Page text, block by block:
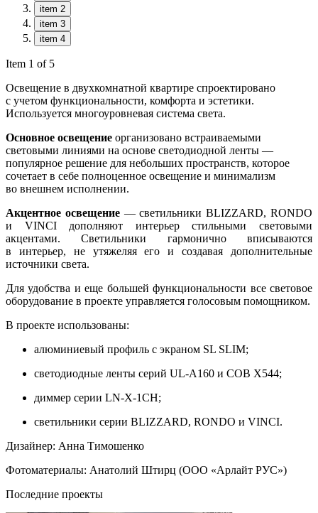
item 2
item 3
item 4
Item 1 of 5
Освещение в двухкомнатной квартире спроектировано
с учетом функциональности, комфорта и эстетики.
Используется многоуровневая система света.
Основное освещение организовано встраиваемыми
световыми линиями на основе светодиодной ленты —
популярное решение для небольших пространств, которое
сочетает в себе полноценное освещение и минимализм
во внешнем исполнении.
Акцентное освещение — светильники BLIZZARD, RONDO
и VINCI дополняют интерьер стильными световыми
акцентами. Светильники гармонично вписываются
в интерьер, не утяжеляя его и создавая дополнительные
источники света.
Для удобства и еще большей функциональности все световое
оборудование в проекте управляется голосовым помощником.
В проекте использованы:
алюминиевый профиль с экраном SL SLIM;
светодиодные ленты серий UL-A160 и COB X544;
диммер серии LN-X-1CH;
светильники серии BLIZZARD, RONDO и VINCI.
Дизайнер: Анна Тимошенко
Фотоматериалы: Анатолий Штирц (ООО «Арлайт РУС»)
Последние проекты